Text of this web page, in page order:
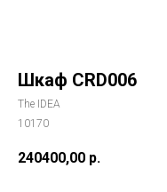
Шкаф CRD006
The IDEA
10170
240400,00 р.